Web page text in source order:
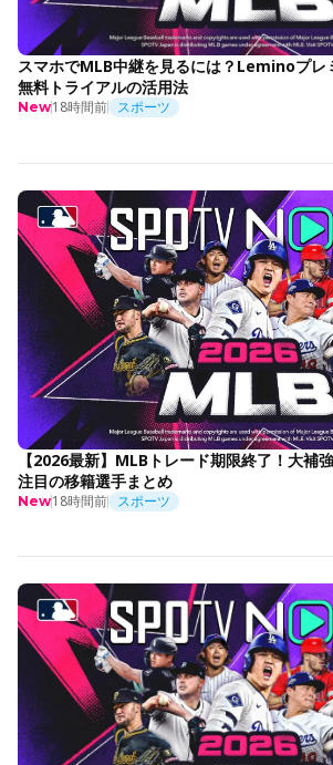
スマホでMLB中継を見るには？Leminoプレ
無料トライアルの活用法
New18時間前 スポーツ
【2026最新】MLBトレード期限終了！大補
注目の移籍選手まとめ
New18時間前 スポーツ